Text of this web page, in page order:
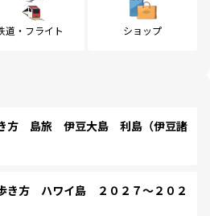
道・フライト ショップ
方 島旅 伊豆大島 利島（伊豆諸
き方 ハワイ島 ２０２７～２０２